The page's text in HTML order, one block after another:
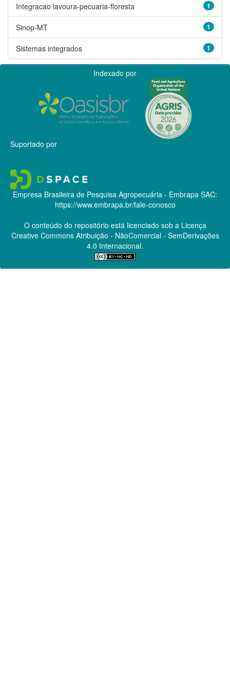
1
Integracao lavoura-pecuaria-floresta
1
Sinop-MT
1
Sistemas integrados
Indexado por
Suportado por
Empresa Brasileira de Pesquisa Agropecuária - Embrapa SAC:
https://www.embrapa.br/fale-conosco
O conteúdo do repositório está licenciado sob a Licença
Creative CommonsAtribuição - NãoComercial - SemDerivações
4.0 Internacional.